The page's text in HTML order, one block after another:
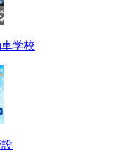
学校